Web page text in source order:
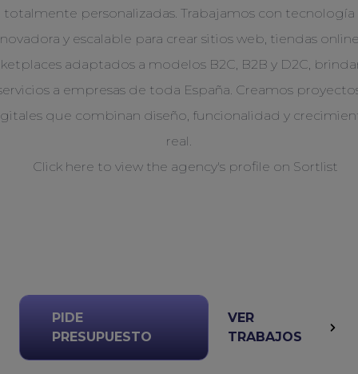
totalmente personalizadas. Trabajamos con tecnología
y escalable para crear sitios web, tiendas
adaptados a modelos B2C, B2B y D2C,
a empresas de toda España. Creamos
que combinan diseño, funcionalidad y
real.
PIDE
PRESUPUESTO
VER
TRABAJOS